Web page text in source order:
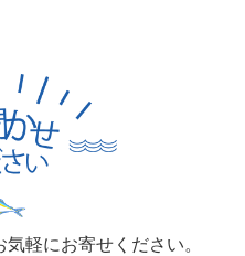
軽にお寄せください。